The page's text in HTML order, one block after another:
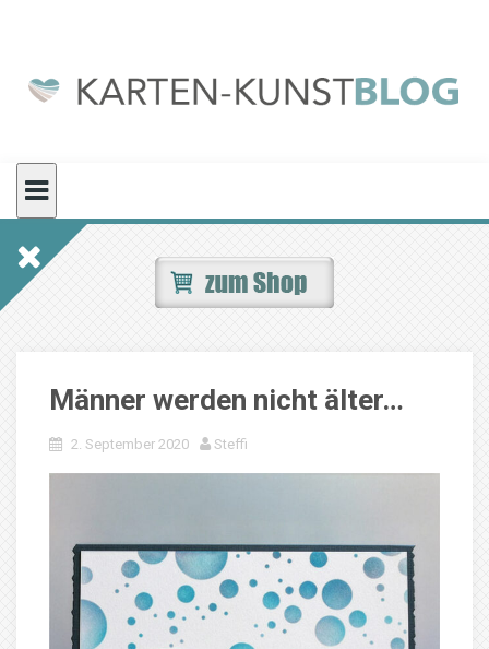
Männer werden nicht älter…
2. September 2020 Steffi